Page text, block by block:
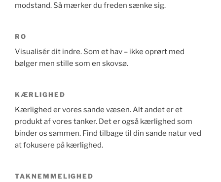
modstand. Så mærker du freden sænke sig.
RO
Visualisér dit indre. Som et hav – ikke oprørt med
bølger men stille som en skovsø.
KÆRLIGHED
Kærlighed er vores sande væsen. Alt andet er et
produkt af vores tanker. Det er også kærlighed som
binder os sammen. Find tilbage til din sande natur ved
at fokusere på kærlighed.
TAKNEMMELIGHED